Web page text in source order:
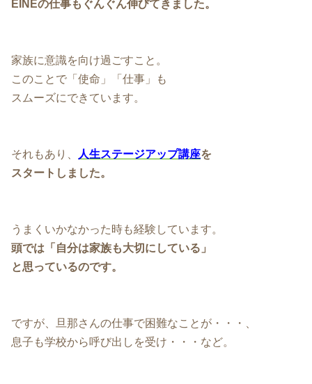
EINEの仕事もぐんぐん伸びてきました。
家族に意識を向け過ごすこと。
このことで「使命」「仕事」も
スムーズにできています。
それもあり、 人生ステージアップ講座を
スタートしました。
うまくいかなかった時も経験しています。
頭では「自分は家族も大切にしている」
と思っているのです。
ですが、旦那さんの仕事で困難なことが・・・、
息子も学校から呼び出しを受け・・・など。